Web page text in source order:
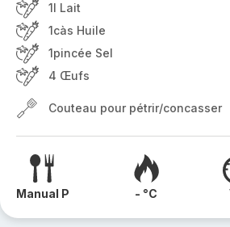
1l Lait
1càs Huile
1pincée Sel
4 Œufs
Couteau pour pétrir/concasser
Manual P - °C